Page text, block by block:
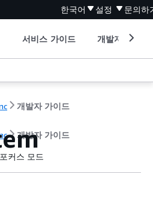
한국어 설정 문의하
서비스 가이드 개발자 도구
개발자 가이드
개발자 가이드
포커스 모드